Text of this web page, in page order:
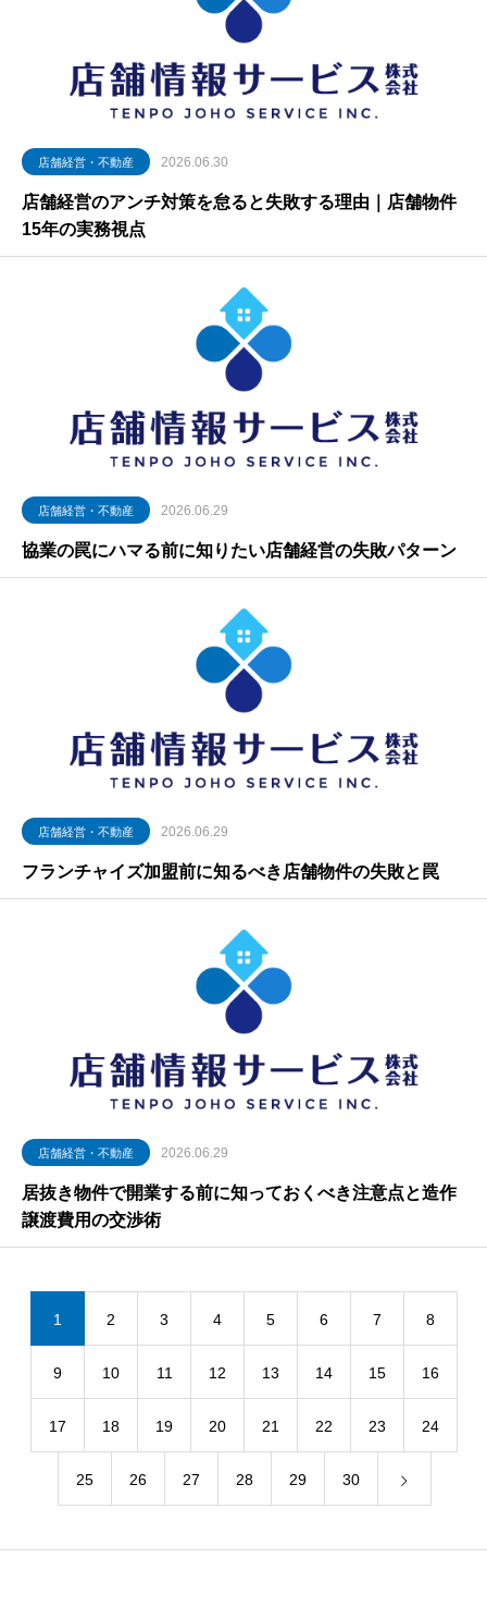
店舗経営・不動産 2026.06.30
店舗経営のアンチ対策を怠ると失敗する理由｜店舗物件
15年の実務視点
店舗経営・不動産 2026.06.29
協業の罠にハマる前に知りたい店舗経営の失敗パターン
店舗経営・不動産 2026.06.29
フランチャイズ加盟前に知るべき店舗物件の失敗と罠
店舗経営・不動産 2026.06.29
居抜き物件で開業する前に知っておくべき注意点と造作
譲渡費用の交渉術
1 2 3 4 5 6 7 8
9 10 11 12 13 14 15 16
17 18 19 20 21 22 23 24
25 26 27 28 29 30